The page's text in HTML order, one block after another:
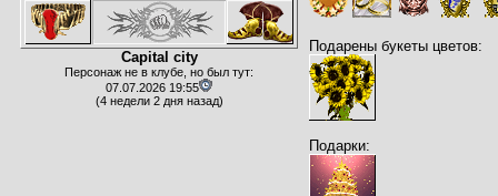
Capital city
Персонаж не в клубе, но был тут:
07.07.2026 19:55
(4 недели 2 дня назад)
Подарены букеты цветов:
Подарки: